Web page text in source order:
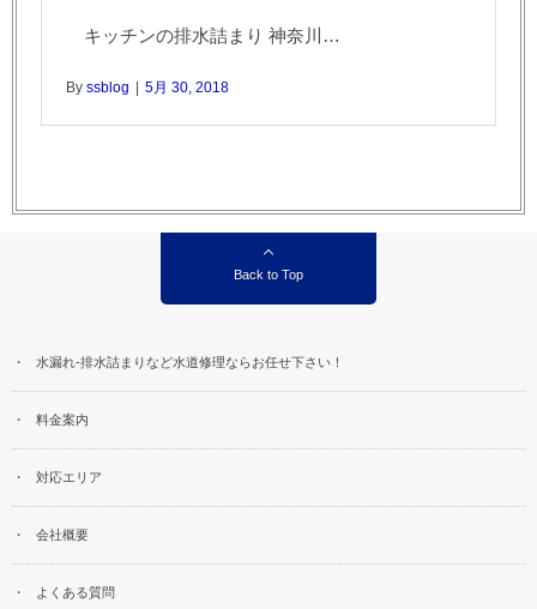
キッチンの排水詰まり 神奈川…
By ssblog | 5月 30, 2018
Back to Top
水漏れ-排水詰まりなど水道修理ならお任せ下さい！
料金案内
対応エリア
会社概要
よくある質問